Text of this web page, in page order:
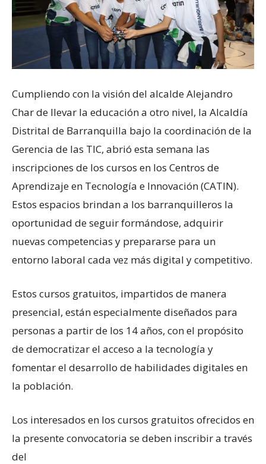
Cumpliendo con la visión del alcalde Alejandro
Char de llevar la educación a otro nivel, la Alcaldía
Distrital de Barranquilla bajo la coordinación de la
Gerencia de las TIC, abrió esta semana las
inscripciones de los cursos en los Centros de
Aprendizaje en Tecnología e Innovación (CATIN).
Estos espacios brindan a los barranquilleros la
oportunidad de seguir formándose, adquirir
nuevas competencias y prepararse para un
entorno laboral cada vez más digital y competitivo.
Estos cursos gratuitos, impartidos de manera
presencial, están especialmente diseñados para
personas a partir de los 14 años, con el propósito
de democratizar el acceso a la tecnología y
fomentar el desarrollo de habilidades digitales en
la población.
Los interesados en los cursos gratuitos ofrecidos en
la presente convocatoria se deben inscribir a través
del